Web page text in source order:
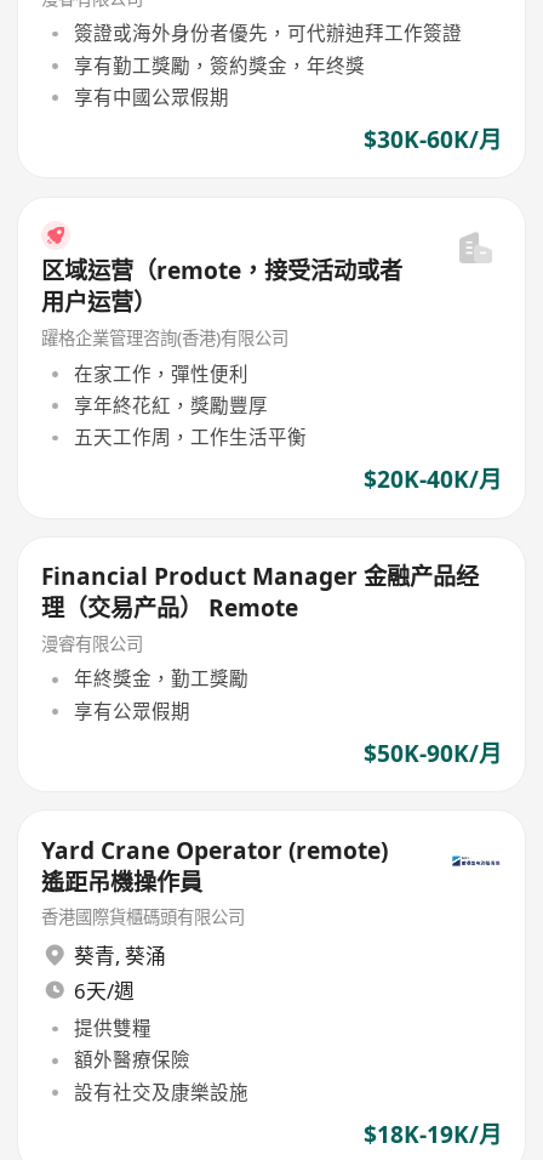
簽證或海外身份者優先，可代辦迪拜工作簽證
享有勤工獎勵，簽約獎金，年终獎
享有中國公眾假期
$30K-60K/月
区域运营（remote，接受活动或者
用户运营）
躍格企業管理咨詢(香港)有限公司
在家工作，彈性便利
享年終花紅，獎勵豐厚
五天工作周，工作生活平衡
$20K-40K/月
Financial Product Manager 金融产品经
理（交易产品） Remote
漫睿有限公司
年終獎金，勤工獎勵
享有公眾假期
$50K-90K/月
Yard Crane Operator (remote)
遙距吊機操作員
香港國際貨櫃碼頭有限公司
葵青, 葵涌
6天/週
提供雙糧
額外醫療保險
設有社交及康樂設施
$18K-19K/月